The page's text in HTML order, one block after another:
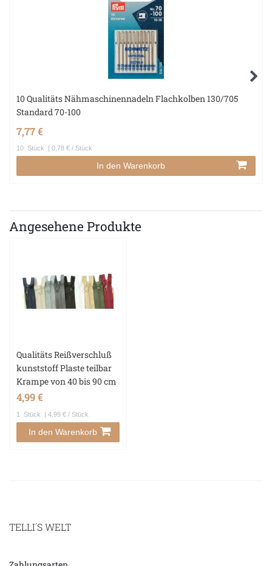
10 Qualitäts Nähmaschinennadeln Flachkolben 130/705
Standard 70-100
7,77 €
10 Stück | 0,78 € / Stück
In den Warenkorb
Angesehene Produkte
Qualitäts Reißverschluß
kunststoff Plaste teilbar
Krampe von 40 bis 90 cm
4,99 €
1 Stück | 4,99 € / Stück
In den Warenkorb
TELLI´S WELT